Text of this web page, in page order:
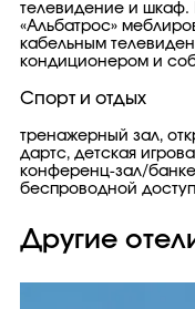
телевидение и шкаф.
«Альбатрос»
кабельным
кондиционером и
Спорт и отдых
тренажерный зал,
дартс, детская
конференц-зал/
беспроводной
Другие